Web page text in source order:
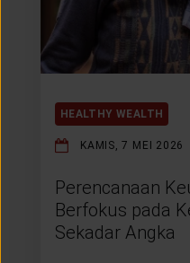
HEALTHY WEALTH
KAMIS, 7 MEI 2026
Perencanaan
Berfokus pada
Sekadar Angka